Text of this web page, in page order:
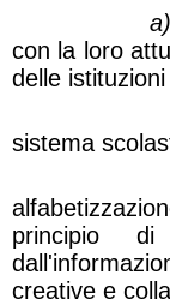
a)
con la loro
delle
sistema
principio di
creative e